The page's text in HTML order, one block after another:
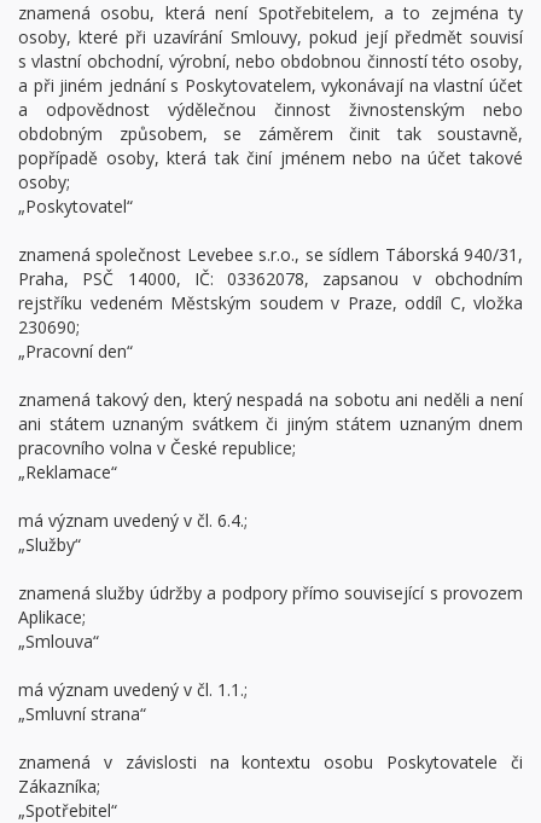
znamená osobu, která není Spotřebitelem, a to zejména ty
osoby, které při uzavírání Smlouvy, pokud její předmět souvisí
s vlastní obchodní, výrobní, nebo obdobnou činností této osoby,
a při jiném jednání s Poskytovatelem, vykonávají na vlastní účet
a odpovědnost výdělečnou činnost živnostenským nebo
obdobným způsobem, se záměrem činit tak soustavně,
popřípadě osoby, která tak činí jménem nebo na účet takové
osoby;
„Poskytovatel“
znamená společnost Levebee s.r.o., se sídlem Táborská 940/31,
Praha, PSČ 14000, IČ: 03362078, zapsanou v obchodním
rejstříku vedeném Městským soudem v Praze, oddíl C, vložka
230690;
„Pracovní den“
znamená takový den, který nespadá na sobotu ani neděli a není
ani státem uznaným svátkem či jiným státem uznaným dnem
pracovního volna v České republice;
„Reklamace“
má význam uvedený v čl. 6.4.;
„Služby“
znamená služby údržby a podpory přímo související s provozem
Aplikace;
„Smlouva“
má význam uvedený v čl. 1.1.;
„Smluvní strana“
znamená v závislosti na kontextu osobu Poskytovatele či
Zákazníka;
„Spotřebitel“